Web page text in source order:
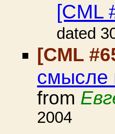
[CML
dated
[CML
смысле
from
2004